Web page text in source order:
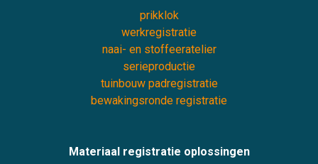
prikklok
werkregistratie
naai- en stoffeeratelier
serieproductie
tuinbouw padregistratie
bewakingsronde registratie
Materiaal registratie oplossingen